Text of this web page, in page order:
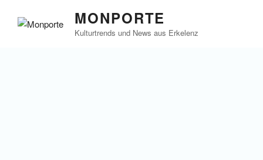
Inhalt
MONPORTE
Kulturtrends und News aus Erkelenz